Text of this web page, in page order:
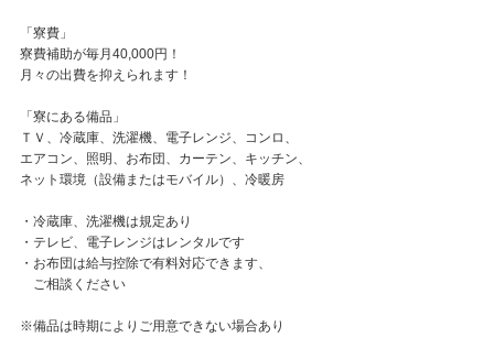
「寮費」
寮費補助が毎月40,000円！
月々の出費を抑えられます！
「寮にある備品」
ＴＶ、冷蔵庫、洗濯機、電子レンジ、コンロ、
エアコン、照明、お布団、カーテン、キッチン、
ネット環境（設備またはモバイル）、冷暖房
・冷蔵庫、洗濯機は規定あり
・テレビ、電子レンジはレンタルです
・お布団は給与控除で有料対応できます、
ご相談ください
※備品は時期によりご用意できない場合あり